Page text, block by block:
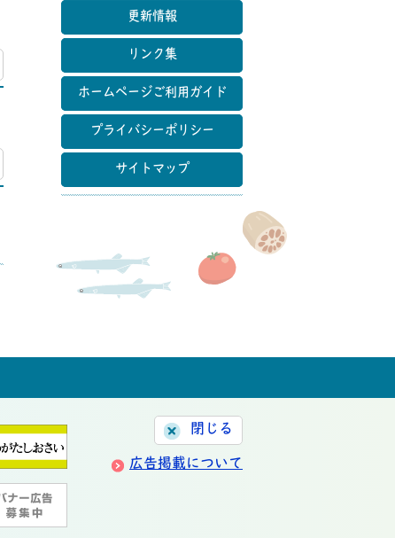
更新情報
リンク集
ホームページご利用ガイド
プライバシーポリシー
サイトマップ
閉じる
広告掲載について